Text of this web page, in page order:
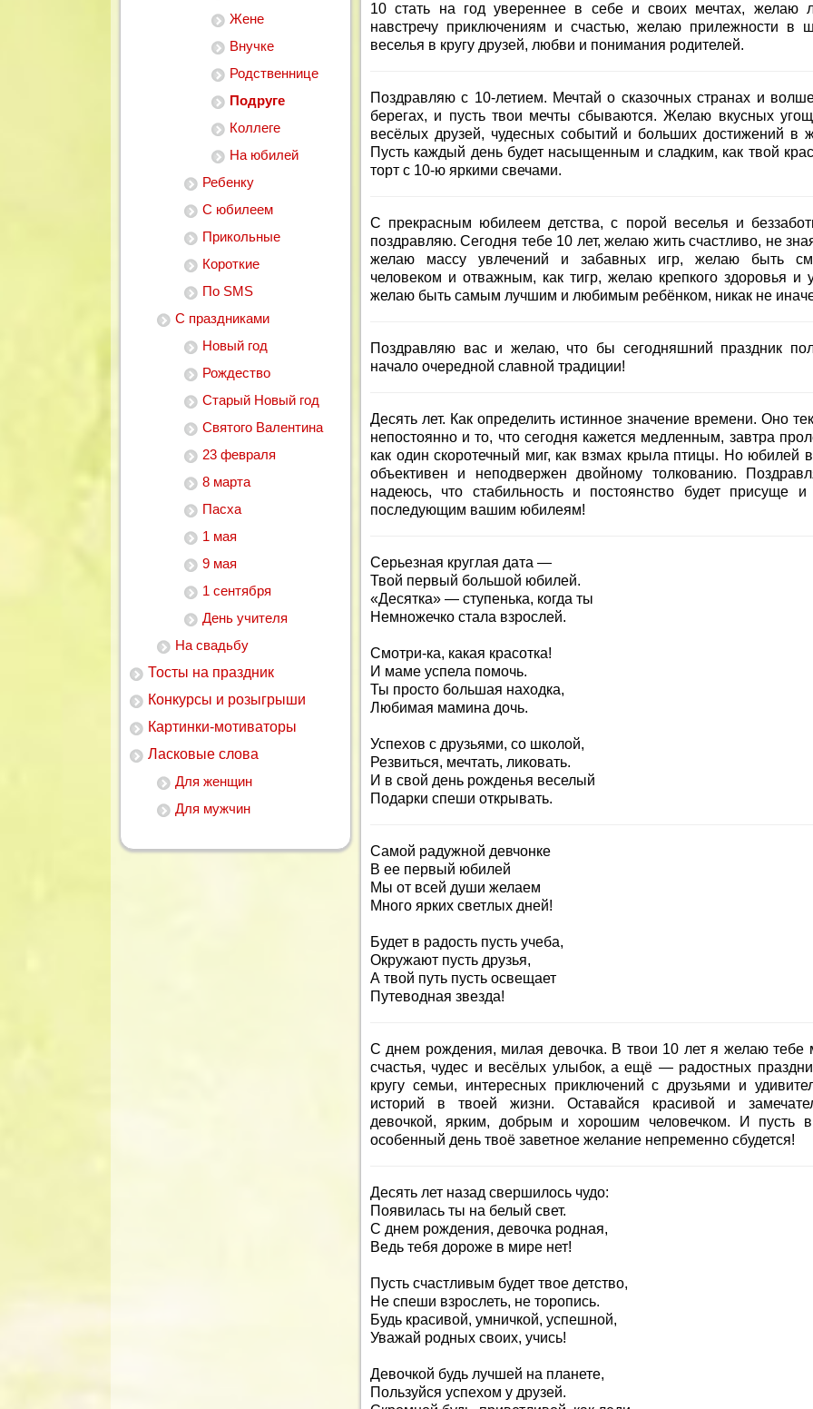
Жене
Внучке
Родственнице
Подруге
Коллеге
На юбилей
Ребенку
С юбилеем
Прикольные
Короткие
По SMS
С праздниками
Новый год
Рождество
Старый Новый год
Святого Валентина
23 февраля
8 марта
Пасха
1 мая
9 мая
1 сентября
День учителя
На свадьбу
Тосты на праздник
Конкурсы и розыгрыши
Картинки-мотиваторы
Ласковые слова
Для женщин
Для мужчин
10 стать на год увереннее в себе и своих мечтах, желаю
навстречу приключениям и счастью, желаю прилежности в
веселья в кругу друзей, любви и понимания родителей.
Поздравляю с 10-летием. Мечтай о сказочных странах и
берегах, и пусть твои мечты сбываются. Желаю вкусных
весёлых друзей, чудесных событий и больших достижений в
Пусть каждый день будет насыщенным и сладким, как твой
торт с 10-ю яркими свечами.
С прекрасным юбилеем детства, с порой веселья и
поздравляю. Сегодня тебе 10 лет, желаю жить счастливо, не
желаю массу увлечений и забавных игр, желаю быть
человеком и отважным, как тигр, желаю крепкого здоровья и
желаю быть самым лучшим и любимым ребёнком, никак не
Поздравляю вас и желаю, что бы сегодняшний праздник
начало очередной славной традиции!
Десять лет. Как определить истинное значение времени. Оно
непостоянно и то, что сегодня кажется медленным, завтра
как один скоротечный миг, как взмах крыла птицы. Но юбилей
объективен и неподвержен двойному толкованию.
надеюсь, что стабильность и постоянство будет присуще
последующим вашим юбилеям!
Серьезная круглая дата —
Твой первый большой юбилей.
«Десятка» — ступенька, когда ты
Немножечко стала взрослей.
Смотри-ка, какая красотка!
И маме успела помочь.
Ты просто большая находка,
Любимая мамина дочь.
Успехов с друзьями, со школой,
Резвиться, мечтать, ликовать.
И в свой день рожденья веселый
Подарки спеши открывать.
Самой радужной девчонке
В ее первый юбилей
Мы от всей души желаем
Много ярких светлых дней!
Будет в радость пусть учеба,
Окружают пусть друзья,
А твой путь пусть освещает
Путеводная звезда!
С днем рождения, милая девочка. В твои 10 лет я желаю тебе
счастья, чудес и весёлых улыбок, а ещё — радостных
кругу семьи, интересных приключений с друзьями и
историй в твоей жизни. Оставайся красивой и
девочкой, ярким, добрым и хорошим человечком. И пусть в
особенный день твоё заветное желание непременно сбудется!
Десять лет назад свершилось чудо:
Появилась ты на белый свет.
С днем рождения, девочка родная,
Ведь тебя дороже в мире нет!
Пусть счастливым будет твое детство,
Не спеши взрослеть, не торопись.
Будь красивой, умничкой, успешной,
Уважай родных своих, учись!
Девочкой будь лучшей на планете,
Пользуйся успехом у друзей.